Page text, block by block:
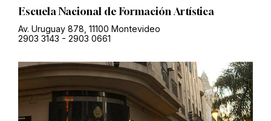
Escuela Nacional de Formación Artística
Av. Uruguay 878, 11100 Montevideo
2903 3143 - 2903 0661